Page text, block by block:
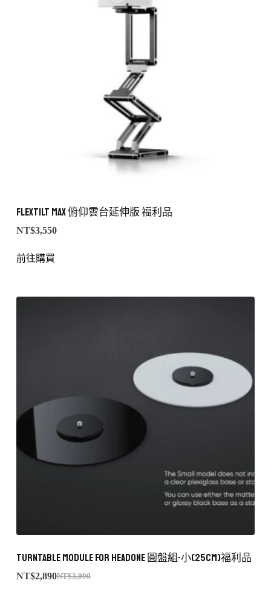
FlexTILT MAX 俯仰雲台延伸版 福利品
NT$3,550
前往購買
Turntable Module for HeadONE 圓盤組-小(25cm)福利品
NT$3,090
NT$2,890